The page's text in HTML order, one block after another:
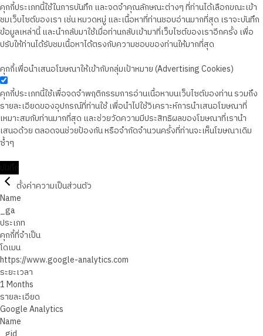
คุกกี้ประเภทนี้ใช้ในการบันทึก และจดจำคุณลักษณะต่างๆ ที่ท่านได้เลือกขณะเข้า
ชมเว็บไซต์ของเรา เช่น หมวดหมู่ และเนื้อหาที่ท่านชอบอ่านมากที่สุด เราจะบันทึก
ข้อมูลเหล่านี้ และนำกลับมาใช้เมื่อท่านกลับเข้ามาที่เว็บไซต์ของเราอีกครั้ง เพื่อ
ปรับให้ท่านได้รับชมเนื้อหาได้ตรงกับความชอบของท่านให้มากที่สุด
คุกกี้เพื่อนำเสนอโฆษณาให้เข้ากับกลุ่มเป้าหมาย (Advertising Cookies)
คุกกี้ประเภทนี้ใช้เพื่อจดจำพฤติกรรมการอ่านเนื้อหาบนเว็บไซต์ของท่าน รวมถึง
รายละเอียดของอุปกรณ์ที่ท่านใช้ เพื่อนำไปใช้วิเคราะห์การนำเสนอโฆษณาที่
เหมาะสมกับท่านมากที่สุด และช่วยวัดความมีประสิทธิผลของโฆษณาที่เรานำ
เสนอด้วย ตลอดจนช่วยป้องกัน หรือจำกัดจำนวนครั้งที่ท่านจะเห็นโฆษณาเดิม
ซ้ำๆ
ตั้งค่าความเป็นส่วนตัว
Name
_ga
ประเภท
คุกกี้ที่จำเป็น
โดเมน
https://www.google-analytics.com
ระยะเวลา
1 Months
รายละเอียด
Google Analytics
Name